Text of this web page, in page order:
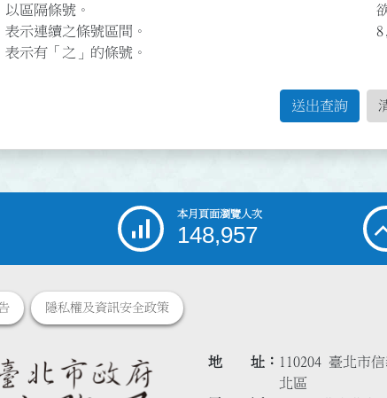
區隔條號。
示連續之條號區間。
示有「之」的條號。
送出查詢
本月頁面瀏覽人次
148,957
隱私權及資訊安全政策
地 址
110204 臺北市
北區